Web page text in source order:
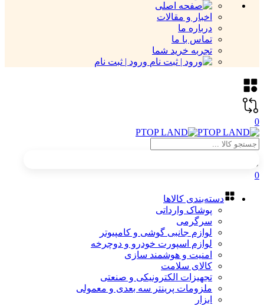
اخبار و مقالات
درباره ما
تماس با ما
تجربه خرید شما
ورود | ثبت نام
0
0
دسته‌بندی کالاها
پوشاک وارداتی
سرگرمی
لوازم جانبی گوشی و کامپیوتر
لوازم اسپورت خودرو و دوچرخه
امنیت و هوشمند سازی
کالای سلامت
تجهیزات الکترونیکی و صنعتی
ملزومات پرینتر سه بعدی و معمولی
ابزار